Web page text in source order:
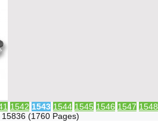
1542 1543 1544 1545 1546 1547 1548
(1760 Pages)